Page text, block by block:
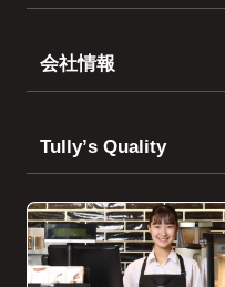
会社情報
Tullyʼs Quality